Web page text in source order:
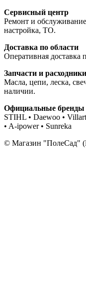
Сервисный центр
Ремонт и
настройка, ТО.
Доставка по области
Оперативная доставка
Запчасти и расходники
Масла, цепи, леска,
наличии.
Официальные бренды
STIHL • Daewoo •
• A-ipower • Sunreka
© Магазин "ПолеСад"